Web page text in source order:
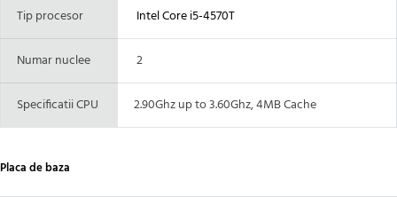
Tip procesor Intel Core i5-4570T
Numar nuclee 2
Specificatii CPU 2.90Ghz up to 3.60Ghz, 4MB Cache
Placa de baza